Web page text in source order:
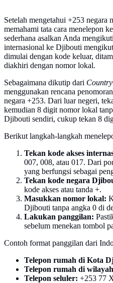
Setelah mengetahui +253 negara
memahami tata cara menelepon
sederhana asalkan Anda
internasional ke Djibouti
dimulai dengan kode keluar,
diakhiri dengan nomor lokal.
Sebagaimana dikutip dari
menggunakan rencana
negara +253. Dari luar negeri,
kemudian 8 digit nomor lokal
Djibouti sendiri, cukup tekan 8
Berikut langkah-langkah
Tekan kode akses
007, 008, atau 017. Dari
yang berfungsi sebagai
Tekan kode negara
kode akses atau tanda +.
Masukkan nomor lokal:
Djibouti tanpa angka 0 di
Lakukan panggilan:
sebelum menekan tombol
Contoh format panggilan dari
Telepon rumah di Kota
Telepon rumah di
Telepon seluler: +253 77